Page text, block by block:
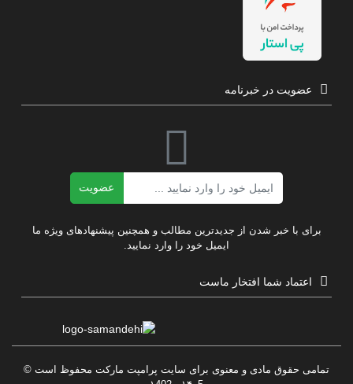
عضویت در خبرنامه
عضویت
برای با خبر شدن از جدیدترین مطالب و همچنین پیشنهادهای ویژه ما
ایمیل خود را وارد نمایید.
اعتماد شما افتخار ماست
تمامی حقوق مادی و معنوی برای سایت پرامپت مارکت محفوظ است ©